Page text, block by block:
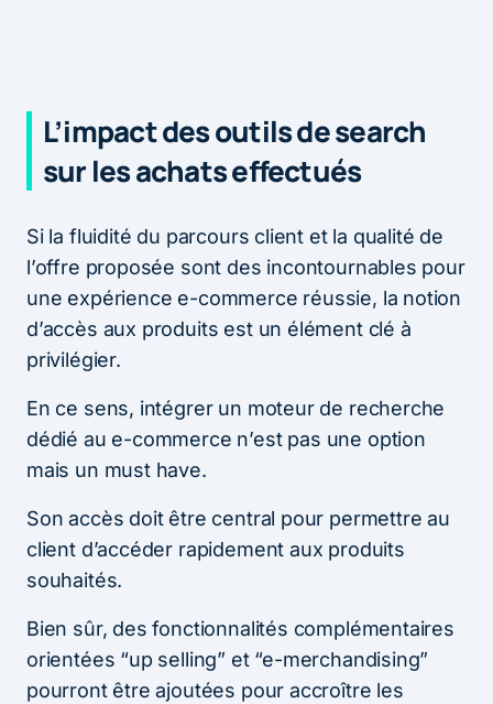
L’impact des outils de search
sur les achats effectués
Si la fluidité du parcours client et la qualité de
l’offre proposée sont des incontournables pour
une expérience e-commerce réussie, la notion
d’accès aux produits est un élément clé à
privilégier.
En ce sens, intégrer un moteur de recherche
dédié au e-commerce n’est pas une option
mais un must have.
Son accès doit être central pour permettre au
client d’accéder rapidement aux produits
souhaités.
Bien sûr, des fonctionnalités complémentaires
orientées “up selling” et “e-merchandising”
pourront être ajoutées pour accroître les